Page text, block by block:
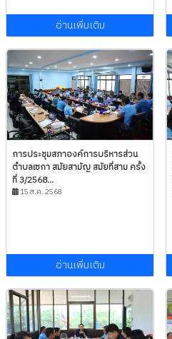
อ่านเพิ่มเติม
การประชุมสภาองค์การบริหารส่วน
ตำบลเซกา สมัยสามัญ สมัยที่สาม ครั้ง
ที่ 3/2568...
15 ส.ค. 2568
อ่านเพิ่มเติม